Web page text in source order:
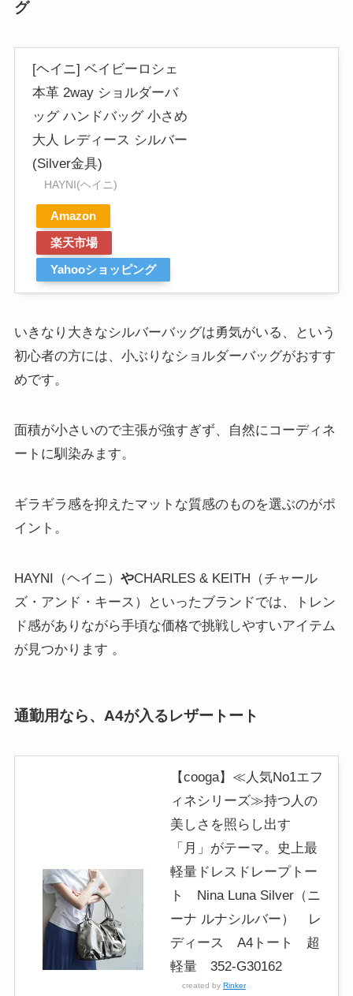
グ
[ヘイニ] ベイビーロシェ
本革 2way ショルダーバ
ッグ ハンドバッグ 小さめ
大人 レディース シルバー
(Silver金具)
HAYNI(ヘイニ)
Amazon
楽天市場
Yahooショッピング
いきなり大きなシルバーバッグは勇気がいる、という
初心者の方には、小ぶりなショルダーバッグがおすす
めです。
面積が小さいので主張が強すぎず、自然にコーディネ
ートに馴染みます。
ギラギラ感を抑えたマットな質感のものを選ぶのがポ
イント。
HAYNI（ヘイニ） やCHARLES & KEITH（チャール
ズ・アンド・キース）といったブランドでは、トレン
ド感がありながら手頃な価格で挑戦しやすいアイテム
が見つかります 。
通勤用なら、A4が入るレザートート
【cooga】≪人気No1エフ
ィネシリーズ≫持つ人の
美しさを照らし出す
「月」がテーマ。史上最
軽量ドレスドレープトー
ト Nina Luna Silver（ニ
ーナ ルナシルバー） レ
ディース A4トート 超
軽量 352-G30162
created by Rinker